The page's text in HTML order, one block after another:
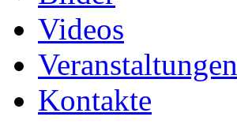
Videos
Veranstaltungen
Kontakte